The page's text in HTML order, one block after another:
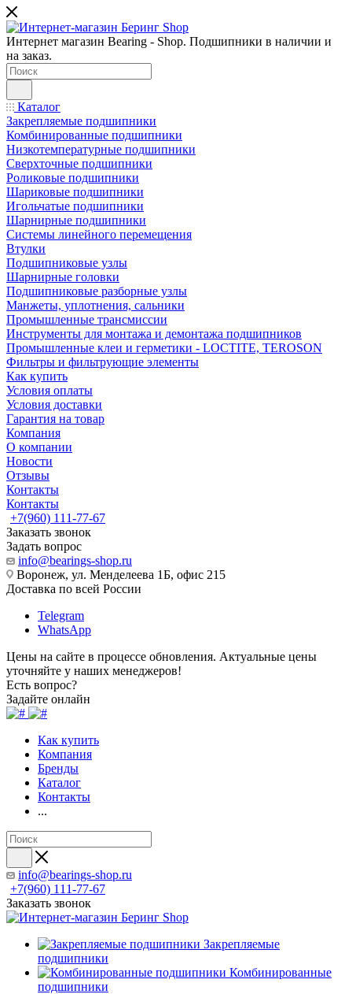
Интернет магазин Bearing - Shop. Подшипники в наличии и
на заказ.
Каталог
Закрепляемые подшипники
Комбинированные подшипники
Низкотемпературные подшипники
Сверхточные подшипники
Роликовые подшипники
Шариковые подшипники
Игольчатые подшипники
Шарнирные подшипники
Системы линейного перемещения
Втулки
Подшипниковые узлы
Шарнирные головки
Подшипниковые разборные узлы
Манжеты, уплотнения, сальники
Промышленные трансмиссии
Инструменты для монтажа и демонтажа подшипников
Промышленные клеи и герметики - LOCTITE, TEROSON
Фильтры и фильтрующие элементы
Как купить
Условия оплаты
Условия доставки
Гарантия на товар
Компания
О компании
Новости
Отзывы
Контакты
Контакты
+7(960) 111-77-67
Заказать звонок
Задать вопрос
info@bearings-shop.ru
Воронеж, ул. Менделеева 1Б, офис 215
Доставка по всей России
Telegram
WhatsApp
Цены на сайте в процессе обновления. Актуальные цены
уточняйте у наших менеджеров!
Есть вопрос?
Задайте онлайн
Как купить
Компания
Бренды
Каталог
Контакты
...
info@bearings-shop.ru
+7(960) 111-77-67
Заказать звонок
Закрепляемые
подшипники
Комбинированные
подшипники